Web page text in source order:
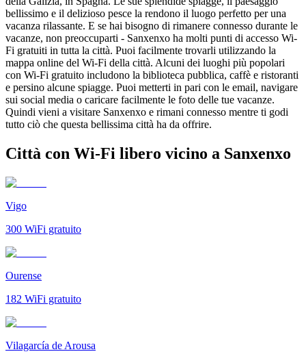
bellissimo e il delizioso pesce la rendono il luogo perfetto per una
vacanza rilassante. E se hai bisogno di rimanere connesso durante le
vacanze, non preoccuparti - Sanxenxo ha molti punti di accesso Wi-
Fi gratuiti in tutta la città. Puoi facilmente trovarli utilizzando la
mappa online del Wi-Fi della città. Alcuni dei luoghi più popolari
con Wi-Fi gratuito includono la biblioteca pubblica, caffè e ristoranti
e persino alcune spiagge. Puoi metterti in pari con le email, navigare
sui social media o caricare facilmente le foto delle tue vacanze.
Quindi vieni a visitare Sanxenxo e rimani connesso mentre ti godi
tutto ciò che questa bellissima città ha da offrire.
Città con Wi-Fi libero vicino a Sanxenxo
Vigo
300 WiFi gratuito
Ourense
182 WiFi gratuito
Vilagarcía de Arousa